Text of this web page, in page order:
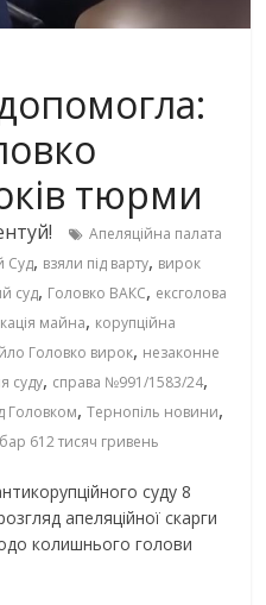
тюрми
Апеляційна палата
Суд, взяли під варту, вирок
суд, Головко ВАКС, ексголова
майна, корупційна
Головко вирок, незаконне
суду, справа №991/1583/24,
Головком,Тернопіль новини,
612 тисяч гривень
суду 8
апеляційної скарги
колишнього голови